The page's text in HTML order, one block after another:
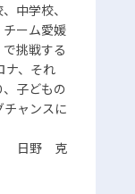
中学校、
ーム愛媛
挑戦する
ナ、それ
子どもの
チャンスに
克